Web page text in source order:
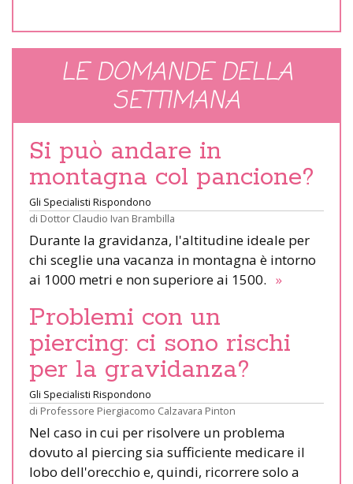
LE DOMANDE DELLA
SETTIMANA
Si può andare in
montagna col pancione?
Gli Specialisti Rispondono
di Dottor Claudio Ivan Brambilla
Durante la gravidanza, l'altitudine ideale per
chi sceglie una vacanza in montagna è intorno
ai 1000 metri e non superiore ai 1500. »
Problemi con un
piercing: ci sono rischi
per la gravidanza?
Gli Specialisti Rispondono
di Professore Piergiacomo Calzavara Pinton
Nel caso in cui per risolvere un problema
dovuto al piercing sia sufficiente medicare il
lobo dell'orecchio e, quindi, ricorrere solo a